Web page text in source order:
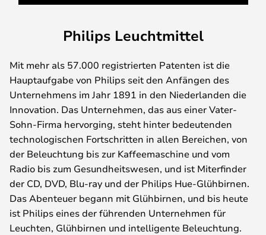
Philips Leuchtmittel
Mit mehr als 57.000 registrierten Patenten ist die
Hauptaufgabe von Philips seit den Anfängen des
Unternehmens im Jahr 1891 in den Niederlanden die
Innovation. Das Unternehmen, das aus einer Vater-
Sohn-Firma hervorging, steht hinter bedeutenden
technologischen Fortschritten in allen Bereichen, von
der Beleuchtung bis zur Kaffeemaschine und vom
Radio bis zum Gesundheitswesen, und ist Miterfinder
der CD, DVD, Blu-ray und der Philips Hue-Glühbirnen.
Das Abenteuer begann mit Glühbirnen, und bis heute
ist Philips eines der führenden Unternehmen für
Leuchten, Glühbirnen und intelligente Beleuchtung.